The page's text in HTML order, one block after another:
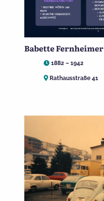
Babette Fernheimer
1882 – 1942
Rathausstraße 41